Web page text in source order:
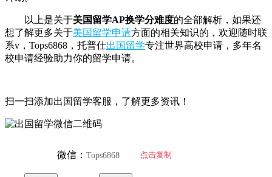
以上是关于美国留学AP换学分难度的全部解析，如果还
想了解更多关于美国留学申请方面的相关知识的，欢迎随时联
系v，Tops6868，托普仕出国留学专注世界高校申请，多年名
校申请经验助力你的留学申请。
扫一扫添加出国留学客服，了解更多资讯！
微信：Tops6868 点击复制